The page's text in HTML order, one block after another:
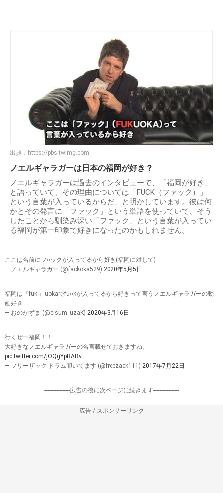
出典： https://pbs.twimg.com
ノエルギャラガーは日本の福岡が好き？
ノエルギャラガーは過去のインタビューで、「福岡が好き」
と語っていて、その理由については「FUCK（ファック）」
という言葉が入っているからだ」と明かしています。彼は何
かとその発言に「ファック」という単語を使っていて、そう
したことから馴染み深い「ファック」という言葉が入ってい
る福岡が第一印象で好きになったのかもしれません。
ここは名前にフ○ックが入ってるから好き(福岡に対して)
— ノエルギャラガー (@fackoka529) 2020年5月5日
福岡は『fuk 』uokaでfu○kが入ってるから好きって言うノエルギャラガーの動
画好き
— おのかずま (@cisum_uzaK) 2020年3月16日
行くぜー福岡！！
大好きなノエルギャラガーの名言載せておきますね。
pic.twitter.com/jOQgYpRABv
— フリーザック ドラム叩いてます (@freezack111) 2017年7月22日
-----------------広告の後に次ページに続きます-----------------
広告 / スポンサーリンク